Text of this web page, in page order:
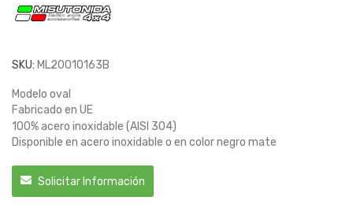
SKU: ML20010163B
Modelo oval
Fabricado en UE
100% acero inoxidable (AISI 304)
Disponible en acero inoxidable o en color negro mate
Solicitar Información